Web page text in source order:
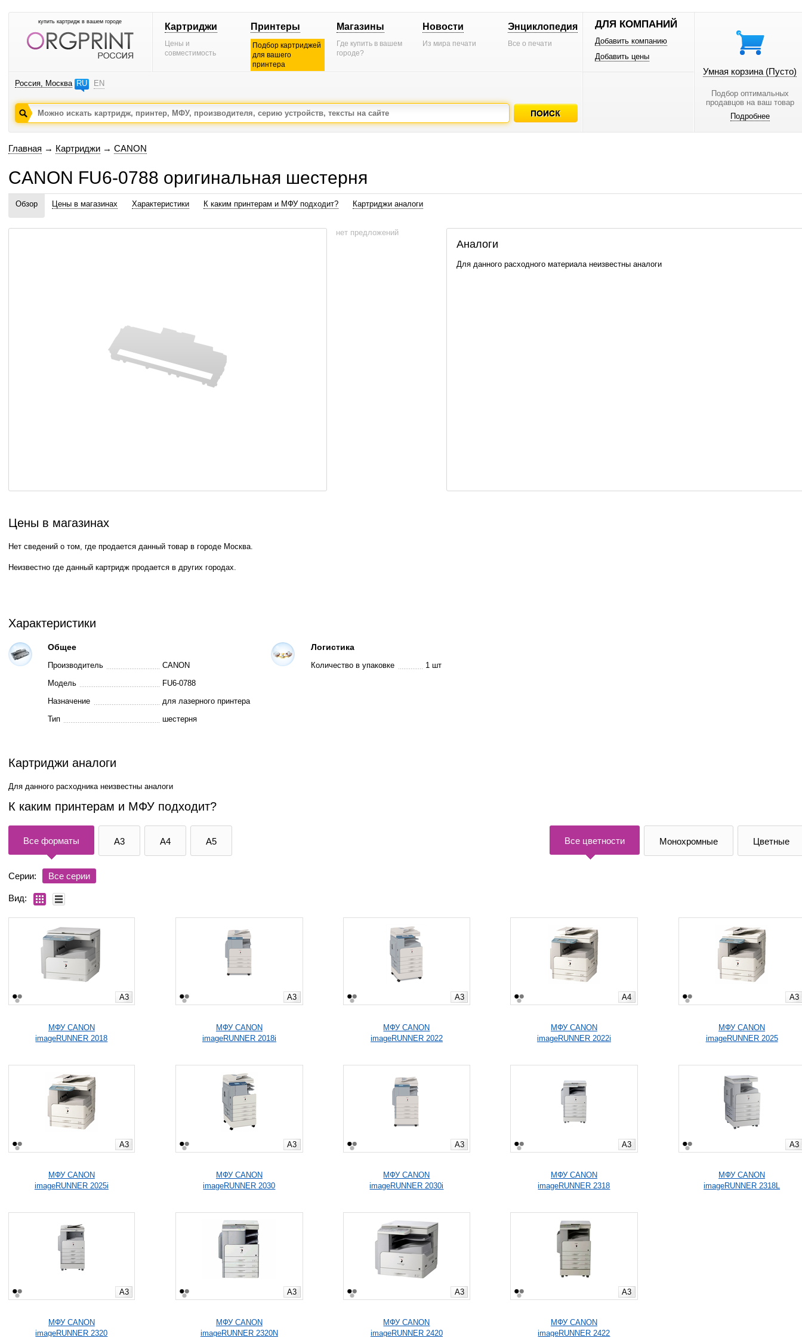
купить картридж в вашем городе Картриджи
Цены и
совместимость
Принтеры
Подбор картриджей
для вашего
принтера
Магазины
Где купить в вашем
городе?
Новости
Из мира печати
Энциклопедия
Все о печати
Россия, Москва RU EN
ДЛЯ КОМПАНИЙ
Добавить компанию
Добавить цены
Умная корзина (Пусто)
Подбор оптимальных
продавцов на ваш товар
Подробнее
Главная → Картриджи → CANON
CANON FU6-0788 оригинальная шестерня
Обзор Цены в магазинах Характеристики К каким принтерам и МФУ подходит? Картриджи аналоги
нет предложений
Аналоги
Для данного расходного материала неизвестны аналоги
Цены в магазинах
Нет сведений о том, где продается данный товар в городе Москва.
Неизвестно где данный картридж продается в других городах.
Характеристики
Общее
Производитель
CANON
Модель
FU6-0788
Назначение
для лазерного принтера
Тип
шестерня
Логистика
Количество в упаковке 1 шт
Картриджи аналоги
Для данного расходника неизвестны аналоги
К каким принтерам и МФУ подходит?
Все форматы A3 A4 A5 Все цветности Монохромные Цветные
Серии: Все серии
Вид:
A3
МФУ CANON
imageRUNNER 2018
A3
МФУ CANON
imageRUNNER 2018i
A3
МФУ CANON
imageRUNNER 2022
A4
МФУ CANON
imageRUNNER 2022i
A3
МФУ CANON
imageRUNNER 2025
A3
МФУ CANON
imageRUNNER 2025i
A3
МФУ CANON
imageRUNNER 2030
A3
МФУ CANON
imageRUNNER 2030i
A3
МФУ CANON
imageRUNNER 2318
A3
МФУ CANON
imageRUNNER 2318L
A3
МФУ CANON
imageRUNNER 2320
A3
МФУ CANON
imageRUNNER 2320N
A3
МФУ CANON
imageRUNNER 2420
A3
МФУ CANON
imageRUNNER 2422